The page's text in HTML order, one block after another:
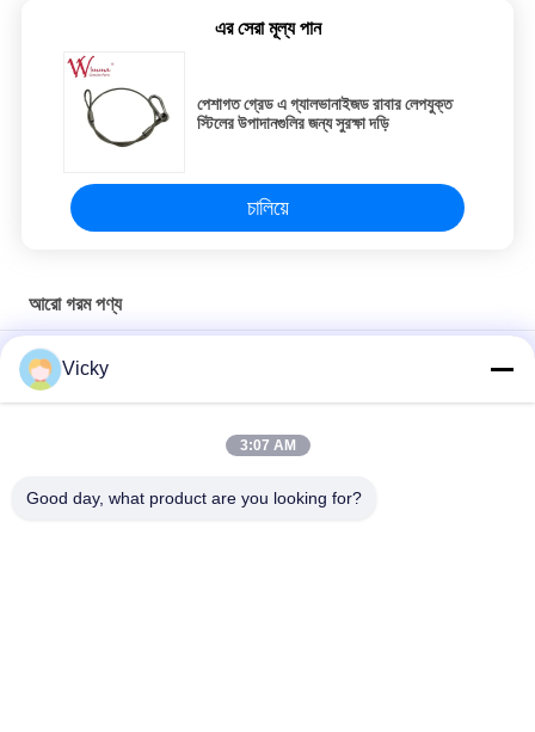
এর সেরা মূল্য পান
পেশাগত গ্রেড এ গ্যালভানাইজড রাবার লেপযুক্ত
স্টিলের উপাদানগুলির জন্য সুরক্ষা দড়ি
চালিয়ে
আরো গরম পণ্য
নমনীয় এবং টেকসই স্টেইনলেস স্টীল তারের দড়ি উচ্চ লোড বহন ক্ষমতা সমর্থন
স্টীল ওয়্যার লোড প্রিমিয়াম নমনীয় - ভারী - দায়িত্ব ব্যবহারের জন্য ভারী রিং
উইন্ডো নিয়ন্ত্রক অটোমোবাইল খাদ অ্যালুমিনিয়াম সুজুকি অটো OE C8974382540
Vicky
3:07 AM
Good day, what product are you looking for?